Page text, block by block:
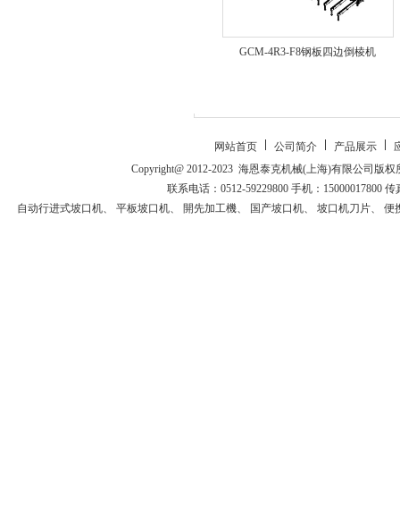
GCM-4R3-F8钢板四边倒棱机
网站首页 公司简介 产品展示
Copyright@ 2012-2023 海恩泰克机械(上海)有限公司版
联系电话：0512-59229800 手机：15000017800
自动行进式坡口机、 平板坡口机、 開先加工機、 国产坡口机、 坡口机刀片、 便